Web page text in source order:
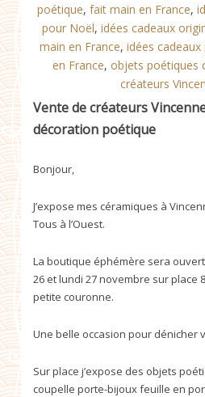
poétique, fait main en France,
pour Noël, idées cadeaux
main en France, idées
en France, objets poétiques
créateurs
Vente de créateurs
décoration poétique
Bonjour,
J’expose mes céramiques à
Tous à l’Ouest.
La boutique éphémère sera
26 et lundi 27 novembre sur place
petite couronne.
Une belle occasion pour dénicher
Sur place j’expose des objets
coupelle porte-bijoux feuille en